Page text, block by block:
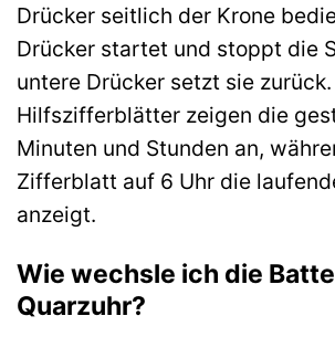
Drücker seitlich der Krone
Drücker startet und stoppt die
untere Drücker setzt sie
Hilfszifferblätter zeigen die
Minuten und Stunden an,
Zifferblatt auf 6 Uhr die
anzeigt.
Wie wechsle ich die
Quarzuhr?